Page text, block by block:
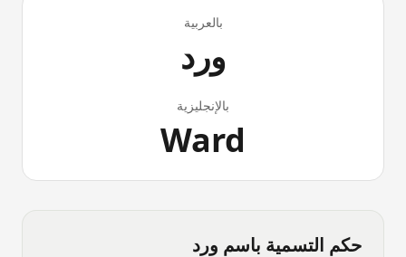
بالعربية
ورد
بالإنجليزية
Ward
حكم التسمية باسم ورد